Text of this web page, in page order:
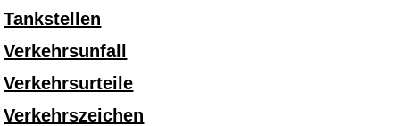
Tankstellen
Verkehrsunfall
Verkehrsurteile
Verkehrszeichen